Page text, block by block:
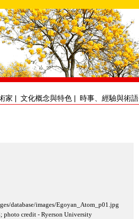
家 | 文化概念與特色| 時事、經驗與術語
database/images/Egoyan_Atom_p01.jpg
credit - Ryerson University